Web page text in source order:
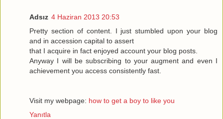
Adsız 4 Haziran 2013 20:53
Pretty section of content. I just stumbled upon your blog
and in accession capital to assert
that I acquire in fact enjoyed account your blog posts.
Anyway I will be subscribing to your augment and even I
achievement you access consistently fast.
Visit my webpage: how to get a boy to like you
Yanıtla